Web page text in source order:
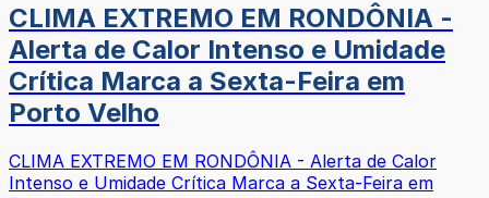
CLIMA EXTREMO EM RONDÔNIA -
Alerta de Calor Intenso e Umidade
Crítica Marca a Sexta-Feira em
Porto Velho
CLIMA EXTREMO EM RONDÔNIA - Alerta de Calor
Intenso e Umidade Crítica Marca a Sexta-Feira em